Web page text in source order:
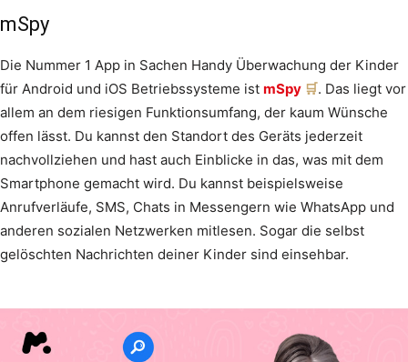
mSpy
Die Nummer 1 App in Sachen Handy Überwachung der Kinder
für Android und iOS Betriebssysteme ist mSpy
. Das liegt vor
allem an dem riesigen Funktionsumfang, der kaum Wünsche
offen lässt. Du kannst den Standort des Geräts jederzeit
nachvollziehen und hast auch Einblicke in das, was mit dem
Smartphone gemacht wird. Du kannst beispielsweise
Anrufverläufe, SMS, Chats in Messengern wie WhatsApp und
anderen sozialen Netzwerken mitlesen. Sogar die selbst
gelöschten Nachrichten deiner Kinder sind einsehbar.